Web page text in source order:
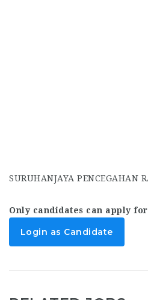
SURUHANJAYA PENCEGAHAN
Only candidates can apply
Login as Candidate